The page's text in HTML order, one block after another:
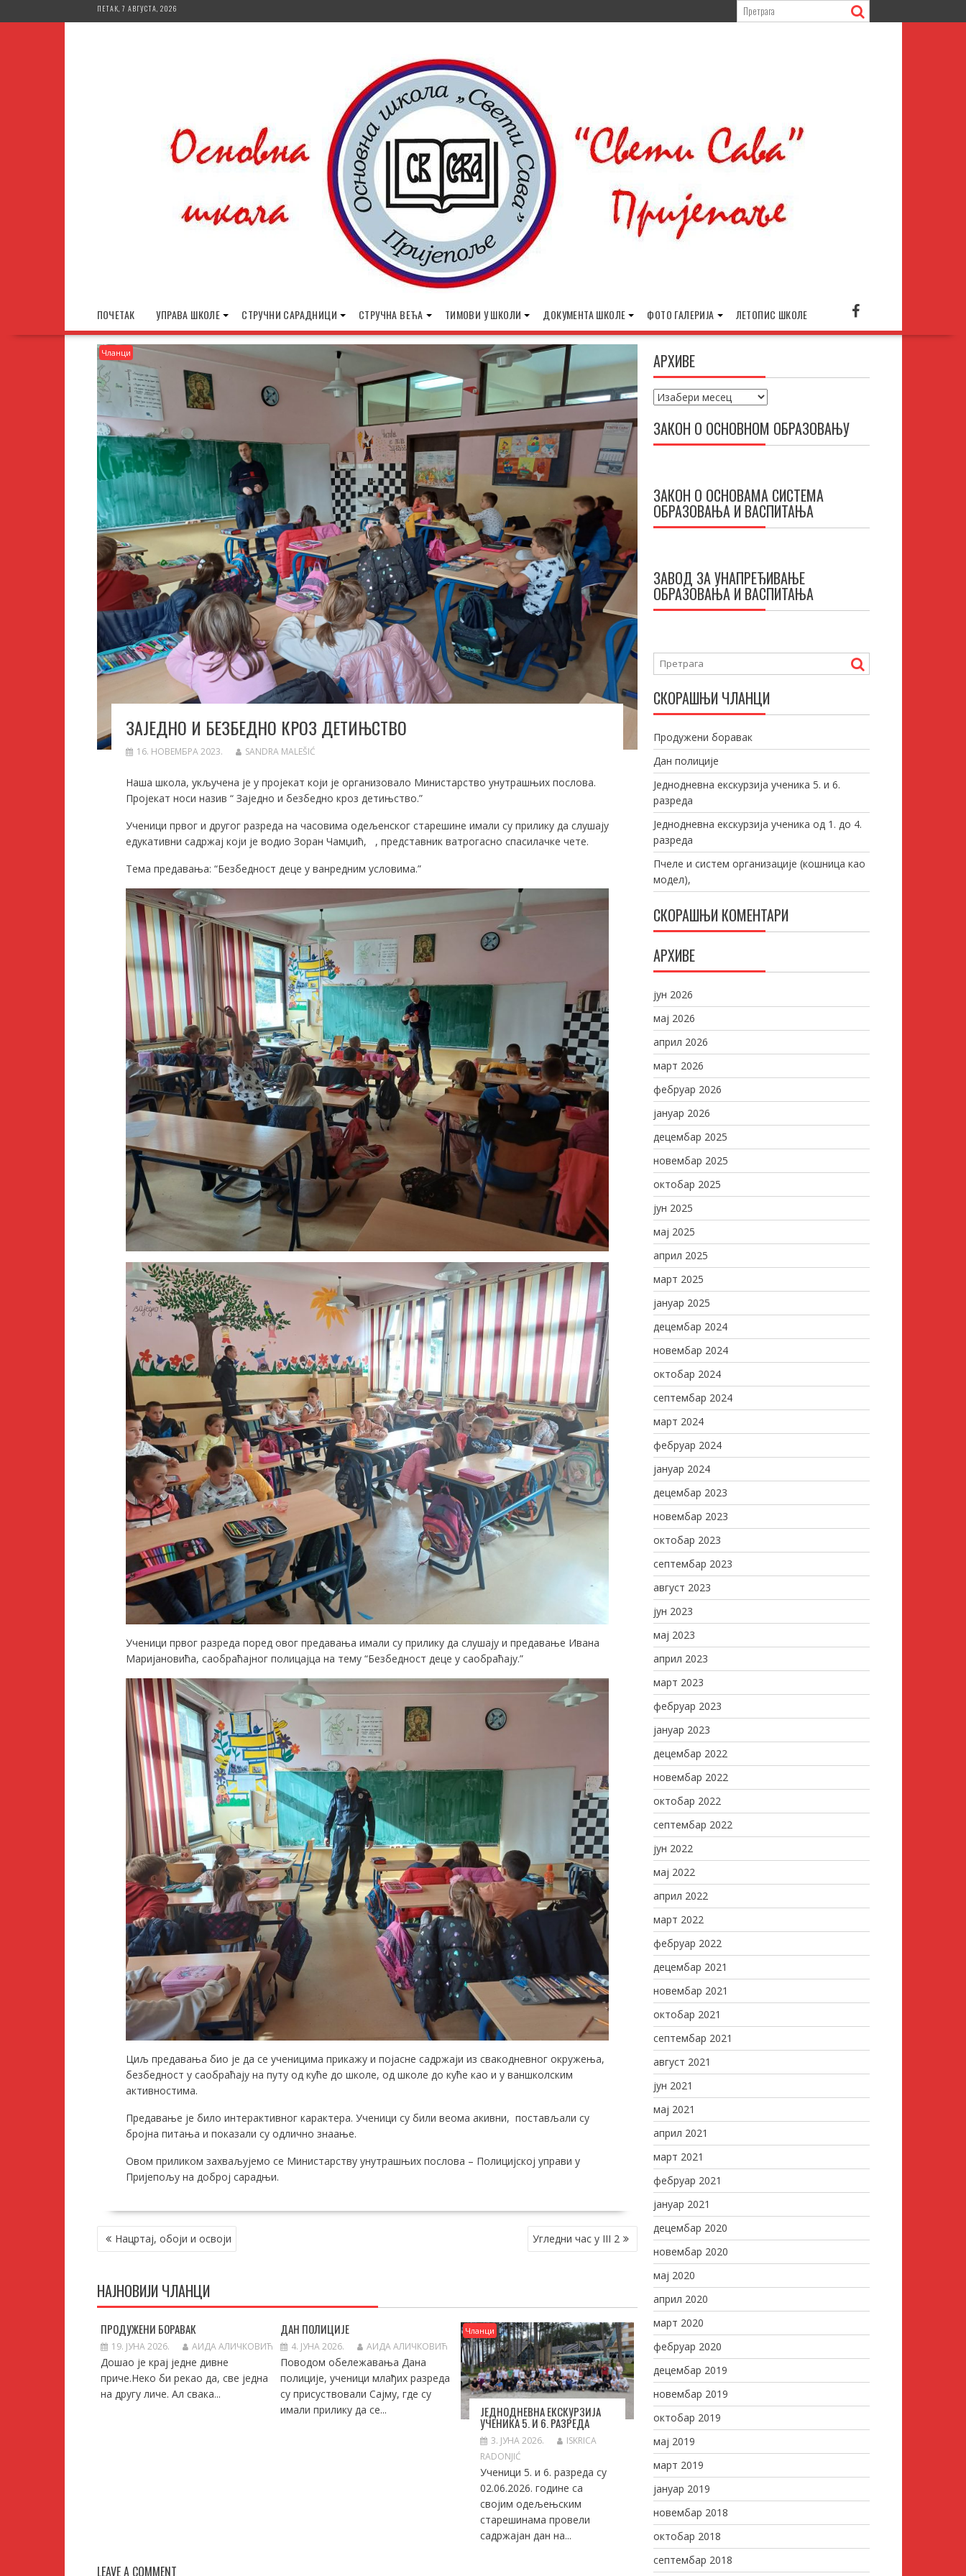
to
ПЕТАК, 7 АВГУСТА, 2026
ПОЧЕТАК УПРАВА ШКОЛЕ СТРУЧНИ САРАДНИЦИ СТРУЧНА ВЕЋА ТИМОВИ У ШКОЛИ ДОКУМЕНТА ШКОЛЕ ФОТО ГАЛЕРИЈА ЛЕТОПИС ШКОЛЕ
Чланци
ЗАЈЕДНО И БЕЗБЕДНО КРОЗ ДЕТИЊСТВО
16. НОВЕМБРА 2023. SANDRA MALEŠIĆ
Наша школа, укључена је у пројекат који је организовало Министарство унутрашњих послова.
Пројекат носи назив “ Заједно и безбедно кроз детињство.”
Ученици првог и другог разреда на часовима одељенског старешине имали су прилику да слушају
едукативни садржај који је водио Зоран Чамџић, , представник ватрогасно спасилачке чете.
Тема предавања: “Безбедност деце у ванредним условима.”
Ученици првог разреда поред овог предавања имали су прилику да слушају и предавање Ивана
Маријановића, саобраћајног полицајца на тему “Безбедност деце у саобраћају.”
Циљ предавања био је да се ученицима прикажу и појасне садржаји из свакодневног окружења,
безбедност у саобраћају на путу од куће до школе, од школе до куће као и у ваншколским
активностима.
Предавање је било интерактивног карактера. Ученици су били веома акивни, постављали су
бројна питања и показали су одлично знаање.
Овом приликом захваљујемо се Министарству унутрашњих послова – Полицијској управи у
Пријепољу на доброј сарадњи.
КРЕТАЊЕ
ЧЛАНКА
Нацртај, обоји и освоји Угледни час у III 2
НАЈНОВИЈИ ЧЛАНЦИ
ПРОДУЖЕНИ БОРАВАК
19. ЈУНА 2026. АИДА АЛИЧКОВИЋ
Дошао је крај једне дивне
приче.Неко би рекао да, све једна
на другу личе. Ал свака...
ДАН ПОЛИЦИЈЕ
4. ЈУНА 2026. АИДА АЛИЧКОВИЋ
Поводом обележавања Дана
полиције, ученици млађих разреда
су присуствовали Сајму, где су
имали прилику да се...
Чланци
ЈЕДНОДНЕВНА ЕКСКУРЗИЈА
УЧЕНИКА 5. И 6. РАЗРЕДА
3. ЈУНА 2026.
ISKRICA
RADONJIĆ
Ученици 5. и 6. разреда су
02.06.2026. године са
својим одељењским
старешинама провели
садржајан дан на...
LEAVE A COMMENT
АРХИВЕ
Архиве
ЗАКОН О ОСНОВНОМ ОБРАЗОВАЊУ
ЗАКОН О ОСНОВАМА СИСТЕМА
ОБРАЗОВАЊА И ВАСПИТАЊА
ЗАВОД ЗА УНАПРЕЂИВАЊЕ
ОБРАЗОВАЊА И ВАСПИТАЊА
СКОРАШЊИ ЧЛАНЦИ
Продужени боравак
Дан полиције
Једнодневна екскурзија ученика 5. и 6.
разреда
Једнодневна екскурзија ученика од 1. до 4.
разреда
Пчеле и систем организације (кошница као
модел),
СКОРАШЊИ КОМЕНТАРИ
АРХИВЕ
јун 2026
мај 2026
април 2026
март 2026
фебруар 2026
јануар 2026
децембар 2025
новембар 2025
октобар 2025
јун 2025
мај 2025
април 2025
март 2025
јануар 2025
децембар 2024
новембар 2024
октобар 2024
септембар 2024
март 2024
фебруар 2024
јануар 2024
децембар 2023
новембар 2023
октобар 2023
септембар 2023
август 2023
јун 2023
мај 2023
април 2023
март 2023
фебруар 2023
јануар 2023
децембар 2022
новембар 2022
октобар 2022
септембар 2022
јун 2022
мај 2022
април 2022
март 2022
фебруар 2022
децембар 2021
новембар 2021
октобар 2021
септембар 2021
август 2021
јун 2021
мај 2021
април 2021
март 2021
фебруар 2021
јануар 2021
децембар 2020
новембар 2020
мај 2020
април 2020
март 2020
фебруар 2020
децембар 2019
новембар 2019
октобар 2019
мај 2019
март 2019
јануар 2019
новембар 2018
октобар 2018
септембар 2018